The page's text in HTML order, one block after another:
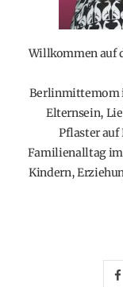
Willkommen auf
Berlinmittemom
Elternsein,
Pflaster auf
Familienalltag
Kindern,